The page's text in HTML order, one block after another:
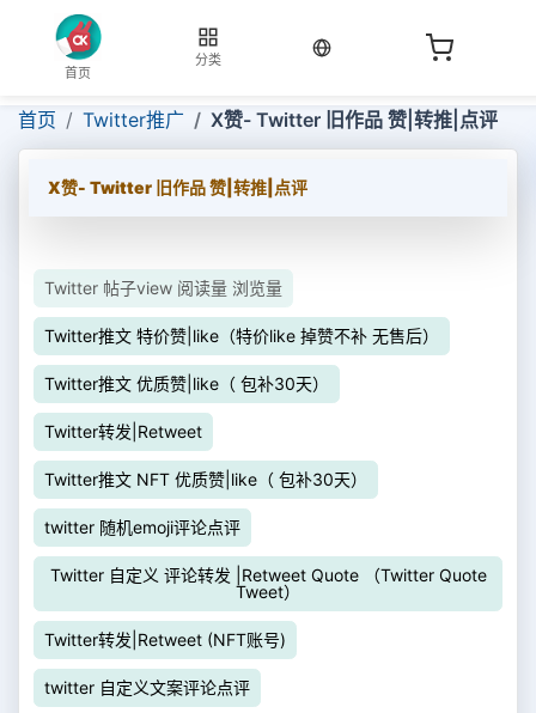
首页
分类
当前语言：中文
首页 Twitter推广 X赞- Twitter 旧作品 赞|转推|点评
X赞- Twitter 旧作品 赞|转推|点评
Twitter 帖子view 阅读量 浏览量
Twitter推文 特价赞|like（特价like 掉赞不补 无售后）
Twitter推文 优质赞|like（ 包补30天）
Twitter转发|Retweet
Twitter推文 NFT 优质赞|like（ 包补30天）
twitter 随机emoji评论点评
Twitter 自定义 评论转发 |Retweet Quote （Twitter Quote
Tweet）
Twitter转发|Retweet (NFT账号)
twitter 自定义文案评论点评